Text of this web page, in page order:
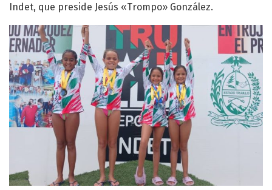
Indet, que preside Jesús «Trompo» González.